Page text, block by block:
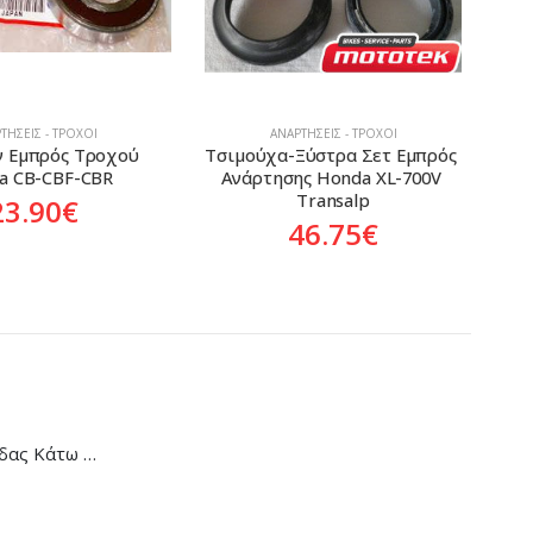
- ΤΡΟΧΟΊ
Σετ Εμπρός
Honda XL-700V
€
ΑΝΑΡΤΉΣΕΙΣ - ΤΡΟΧΟΊ
Τσιμούχα-Ξύστρα Σετ Εμπρός
Ανάρτησης Honda NF-100 Supra
9.00€
Κάλυμμα Αλυσίδας Κάτω Honda C-90